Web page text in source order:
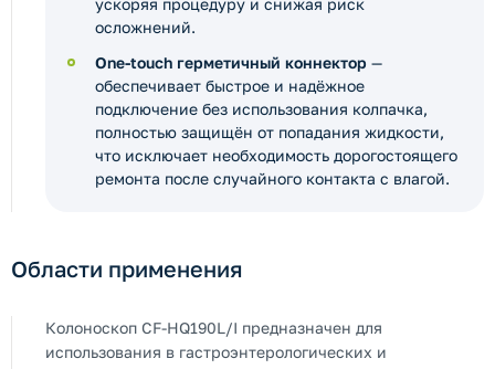
ускоряя процедуру и снижая риск
осложнений.
One-touch герметичный коннектор —
обеспечивает быстрое и надёжное
подключение без использования колпачка,
полностью защищён от попадания жидкости,
что исключает необходимость дорогостоящего
ремонта после случайного контакта с влагой.
Области применения
Колоноскоп CF-HQ190L/I предназначен для
использования в гастроэнтерологических и